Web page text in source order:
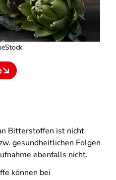
Bitterstoffen ist nicht
gesundheitlichen Folgen
ebenfalls nicht.
können bei